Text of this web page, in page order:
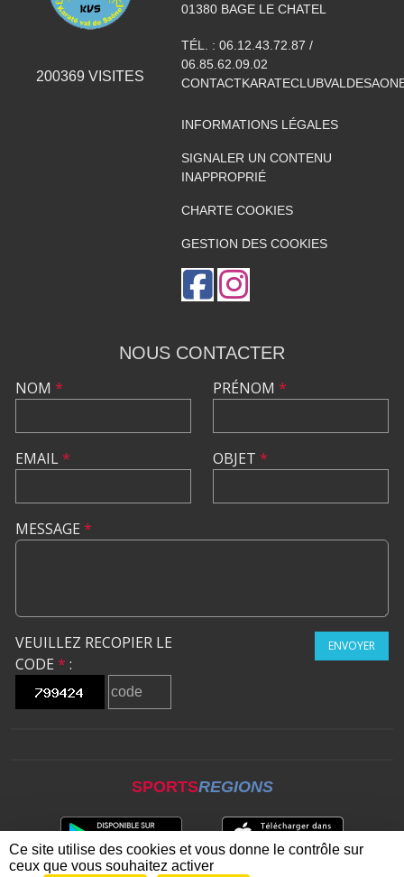
200369 VISITES
01380 BAGE LE CHATEL
TÉL. : 06.12.43.72.87 /
06.85.62.09.02
INFORMATIONS LÉGALES
SIGNALER UN CONTENU
INAPPROPRIÉ
CHARTE COOKIES
GESTION DES COOKIES
NOUS CONTACTER
NOM *
EMAIL*
PRÉNOM *
OBJET *
MESSAGE *
VEUILLEZ RECOPIER LE
CODE * :
ENVOYER
SPORTSREGIONS
Ce site utilise des cookies et vous donne le contrôle sur
ceux que vous souhaitez activer